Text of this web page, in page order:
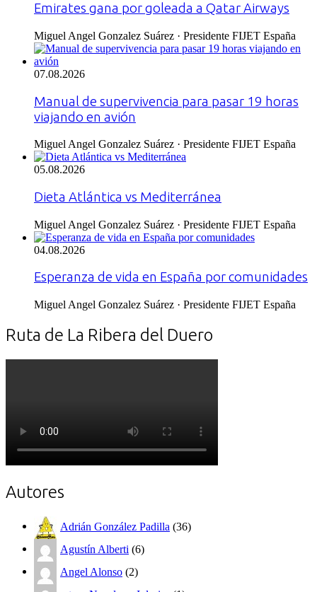
Emirates gana por goleada a Qatar Airways
Miguel Angel Gonzalez Suárez · Presidente FIJET España
07.08.2026
Manual de supervivencia para pasar 19 horas
viajando en avión
Miguel Angel Gonzalez Suárez · Presidente FIJET España
05.08.2026
Dieta Atlántica vs Mediterránea
Miguel Angel Gonzalez Suárez · Presidente FIJET España
04.08.2026
Esperanza de vida en España por comunidades
Miguel Angel Gonzalez Suárez · Presidente FIJET España
Ruta de La Ribera del Duero
Autores
Adrián González Padilla (36)
Agustín Alberti (6)
Angel Alonso (2)